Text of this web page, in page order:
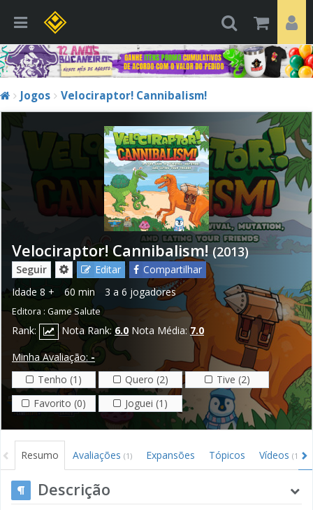
Jogos Velociraptor! Cannibalism!
Velociraptor! Cannibalism! (2013)
Seguir Editar
Compartilhar
Idade 8 + 60 min 3 a 6 jogadores
Editora : Game Salute
Rank: Nota Rank: 6.0 Nota Média:7.0
Minha Avaliação: -
Tenho (1)
Quero (2)
Tive (2)
Favorito (0)
Joguei (1)
Resumo Avaliações (1) Expansões Tópicos Vídeos (1)
Descrição